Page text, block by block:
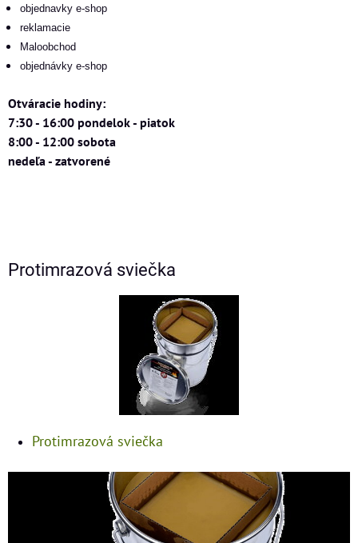
objednavky e-shop
reklamacie
Maloobchod
objednávky e-shop
Otváracie hodiny:
7:30 - 16:00 pondelok - piatok
8:00 - 12:00 sobota
nedeľa - zatvorené
Protimrazová sviečka
Protimrazová sviečka